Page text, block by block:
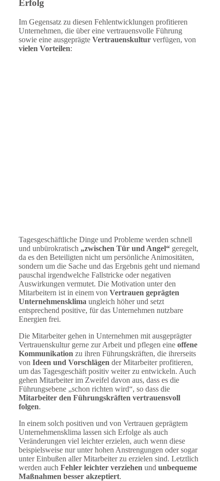
Erfolg
Im Gegensatz zu diesen Fehlentwicklungen profitieren
Unternehmen, die über eine vertrauensvolle Führung
sowie eine ausgeprägte Vertrauenskultur verfügen, von
vielen Vorteilen:
Tagesgeschäftliche Dinge und Probleme werden schnell
und unbürokratisch „zwischen Tür und Angel“ geregelt,
da es den Beteiligten nicht um persönliche Animositäten,
sondern um die Sache und das Ergebnis geht und niemand
pauschal irgendwelche Fallstricke oder negativen
Auswirkungen vermutet. Die Motivation unter den
Mitarbeitern ist in einem von Vertrauen geprägten
Unternehmensklima ungleich höher und setzt
entsprechend positive, für das Unternehmen nutzbare
Energien frei.
Die Mitarbeiter gehen in Unternehmen mit ausgeprägter
Vertrauenskultur gerne zur Arbeit und pflegen eine offene
Kommunikation zu ihren Führungskräften, die ihrerseits
von Ideen und Vorschlägen der Mitarbeiter profitieren,
um das Tagesgeschäft positiv weiter zu entwickeln. Auch
gehen Mitarbeiter im Zweifel davon aus, dass es die
Führungsebene „schon richten wird“, so dass die
Mitarbeiter den Führungskräften vertrauensvoll
folgen.
In einem solch positiven und von Vertrauen geprägtem
Unternehmensklima lassen sich Erfolge als auch
Veränderungen viel leichter erzielen, auch wenn diese
beispielsweise nur unter hohen Anstrengungen oder sogar
unter Einbußen aller Mitarbeiter zu erzielen sind. Letztlich
werden auch Fehler leichter verziehen und unbequeme
Maßnahmen besser akzeptiert.